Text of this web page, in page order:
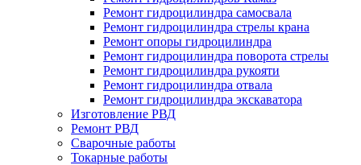
Ремонт гидроцилиндра самосвала
Ремонт гидроцилиндра стрелы крана
Ремонт опоры гидроцилиндра
Ремонт гидроцилиндра поворота стрелы
Ремонт гидроцилиндра рукояти
Ремонт гидроцилиндра отвала
Ремонт гидроцилиндра экскаватора
Изготовление РВД
Ремонт РВД
Сварочные работы
Токарные работы